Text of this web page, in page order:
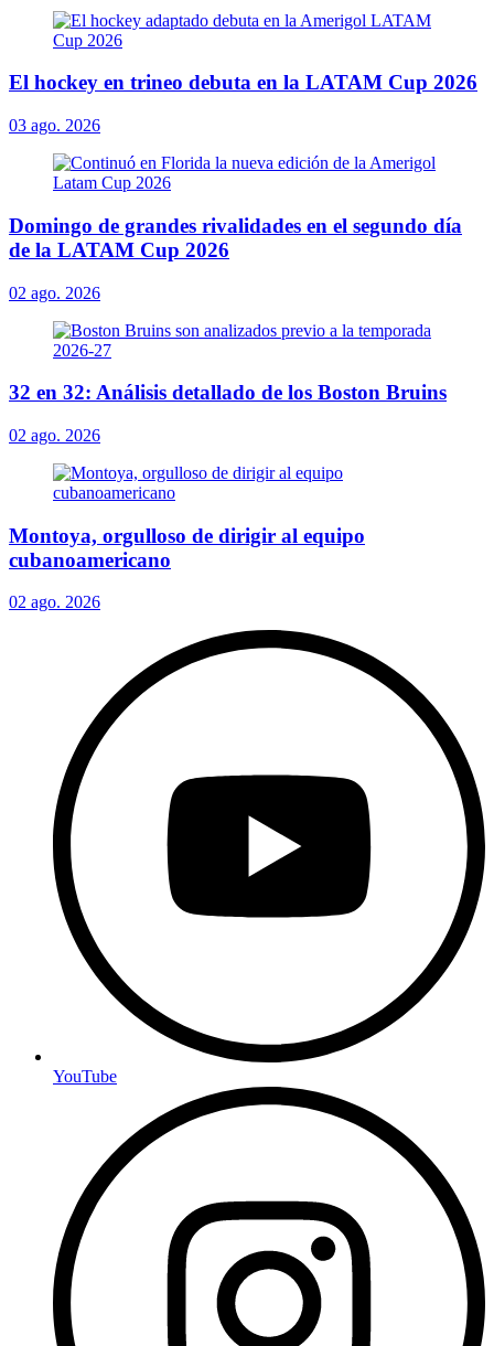
El hockey en trineo debuta en la LATAM Cup 2026
03 ago. 2026
Domingo de grandes rivalidades en el segundo día
de la LATAM Cup 2026
02 ago. 2026
32 en 32: Análisis detallado de los Boston Bruins
02 ago. 2026
Montoya, orgulloso de dirigir al equipo
cubanoamericano
02 ago. 2026
YouTube